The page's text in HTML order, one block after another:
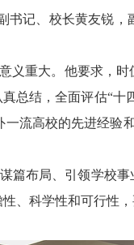
记、校长黄友锐
义重大。他要求，
真总结，全面评估“十
流高校的先进经验
篇布局、引领学校
、科学性和可行性